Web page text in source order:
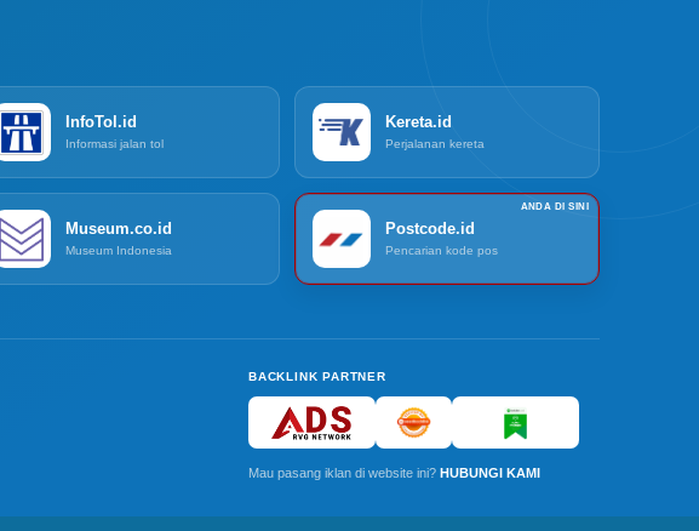
InfoTol.id
Informasi jalan tol
Kereta.id
Perjalanan kereta
Museum.co.id
Museum Indonesia
Postcode.id
Pencarian kode pos
BACKLINK PARTNER
Mau pasang iklan di website ini? HUBUNGI KAMI